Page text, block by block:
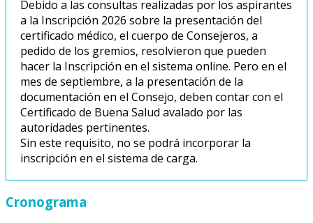
Debido a las consultas realizadas por los aspirantes
a la Inscripción 2026 sobre la presentación del
certificado médico, el cuerpo de Consejeros, a
pedido de los gremios, resolvieron que pueden
hacer la Inscripción en el sistema online. Pero en el
mes de septiembre, a la presentación de la
documentación en el Consejo, deben contar con el
Certificado de Buena Salud avalado por las
autoridades pertinentes.
Sin este requisito, no se podrá incorporar la
inscripción en el sistema de carga.
Cronograma